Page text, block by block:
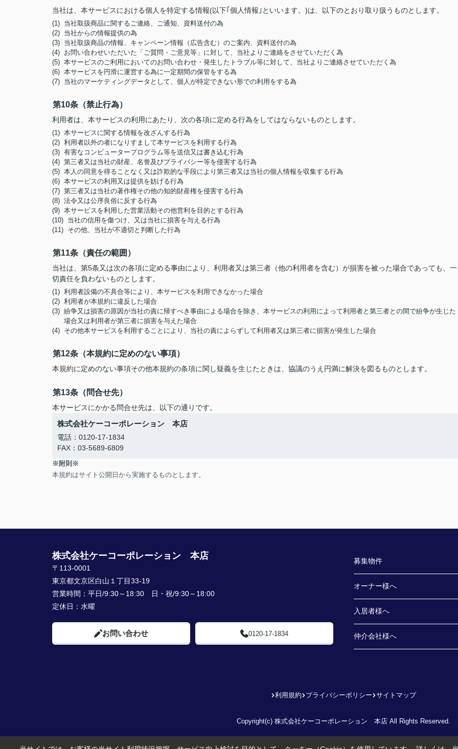
当社は、本サービスにおける個人を特定する情報(以下｢個人情報｣といいます。)は、以下のとおり取り扱うものとします。
(1) 当社取扱商品に関するご連絡、ご通知、資料送付の為
(2) 当社からの情報提供の為
(3) 当社取扱商品の情報、キャンペーン情報（広告含む）のご案内、資料送付の為
(4) お問い合わせいただいた「ご質問・ご意見等」に対して、当社よりご連絡をさせていただく為
(5) 本サービスのご利用においてのお問い合わせ・発生したトラブル等に対して、当社よりご連絡させていただく為
(6) 本サービスを円滑に運営する為に一定期間の保管をする為
(7) 当社のマーケティングデータとして、個人が特定できない形での利用をする為
第10条（禁止行為）
利用者は、本サービスの利用にあたり、次の各項に定める行為をしてはならないものとします。
(1) 本サービスに関する情報を改ざんする行為
(2) 利用者以外の者になりすまして本サービスを利用する行為
(3) 有害なコンピュータープログラム等を送信又は書き込む行為
(4) 第三者又は当社の財産、名誉及びプライバシー等を侵害する行為
(5) 本人の同意を得ることなく又は詐欺的な手段により第三者又は当社の個人情報を収集する行為
(6) 本サービスの利用又は提供を妨げる行為
(7) 第三者又は当社の著作権その他の知的財産権を侵害する行為
(8) 法令又は公序良俗に反する行為
(9) 本サービスを利用した営業活動その他営利を目的とする行為
(10) 当社の信用を傷つけ、又は当社に損害を与える行為
(11) その他、当社が不適切と判断した行為
第11条（責任の範囲）
当社は、第5条又は次の各項に定める事由により、利用者又は第三者（他の利用者を含む）が損害を被った場合であっても、一
切責任を負わないものとします。
(1) 利用者設備の不具合等により、本サービスを利用できなかった場合
(2) 利用者が本規約に違反した場合
(3) 紛争又は損害の原因が当社の責に帰すべき事由による場合を除き、本サービスの利用によって利用者と第三者との間で紛争が生じた
場合又は利用者が第三者に損害を与えた場合
(4) その他本サービスを利用することにより、当社の責によらずして利用者又は第三者に損害が発生した場合
第12条（本規約に定めのない事項）
本規約に定めのない事項その他本規約の条項に関し疑義を生じたときは、協議のうえ円満に解決を図るものとします。
第13条（問合せ先）
本サービスにかかる問合せ先は、以下の通りです。
株式会社ケーコーポレーション 本店
電話：0120-17-1834
FAX：03-5689-6809
※附則※
本規約はサイト公開日から実施するものとします。
株式会社ケーコーポレーション 本店
〒113-0001
東京都文京区白山１丁目33-19
営業時間： 平日/9:30～18:30 日・祝/9:30～18:00
定休日： 水曜
お問い合わせ 0120-17-1834
募集物件
オーナー様へ
入居者様へ
仲介会社様へ
利用規約 プライバシーポリシー サイトマップ
Copyright(c) 株式会社ケーコーポレーション 本店 All Rights Reserved.